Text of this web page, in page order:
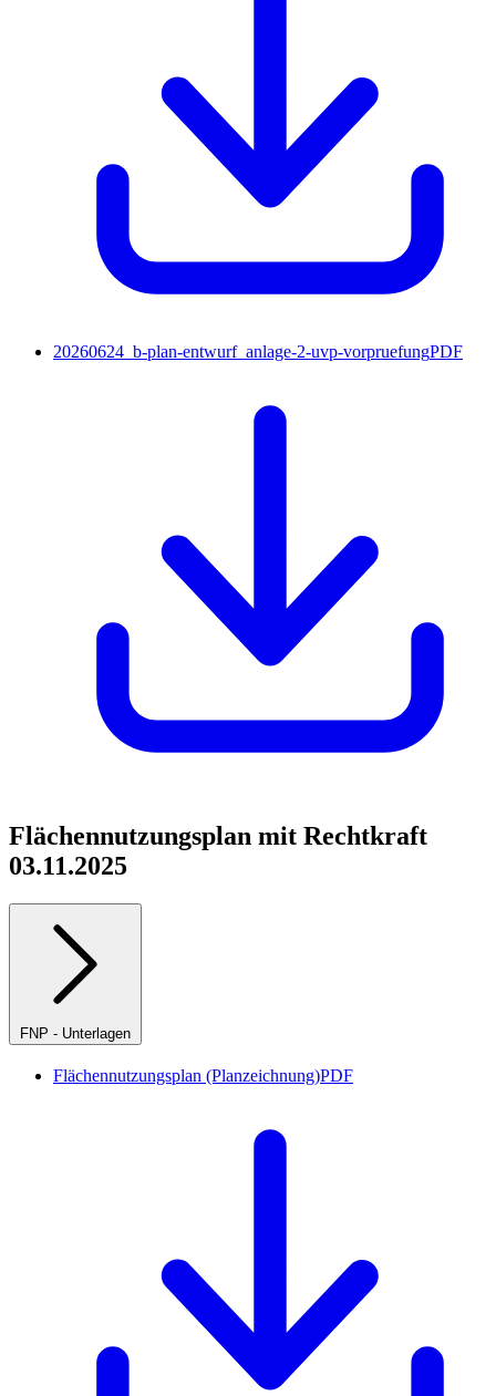
20260624_b-plan-entwurf_anlage-2-uvp-vorpruefungPDF
Flächennutzungsplan mit Rechtkraft
03.11.2025
FNP - Unterlagen
Flächennutzungsplan (Planzeichnung)PDF